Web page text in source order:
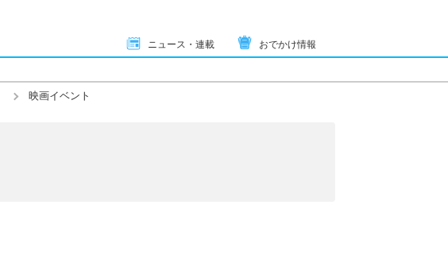
ニュース・連載 おでかけ情報
映画イベント